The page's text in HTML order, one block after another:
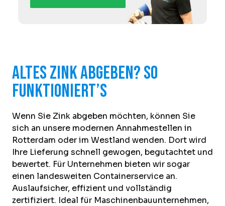
Altes Zink abgeben? So
funktioniert’s
Wenn Sie Zink abgeben möchten, können Sie
sich an unsere modernen Annahmestellen in
Rotterdam oder im Westland wenden. Dort wird
Ihre Lieferung schnell gewogen, begutachtet und
bewertet. Für Unternehmen bieten wir sogar
einen landesweiten Containerservice an.
Auslaufsicher, effizient und vollständig
zertifiziert. Ideal für Maschinenbauunternehmen,